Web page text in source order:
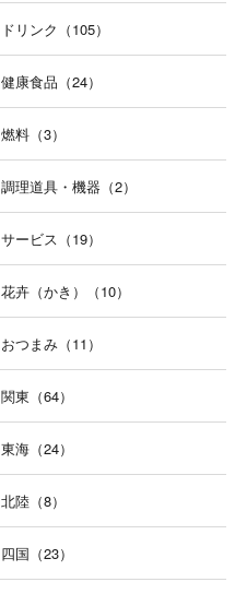
ドリンク（105）
健康食品（24）
燃料（3）
調理道具・機器（2）
サービス（19）
花卉（かき）（10）
おつまみ（11）
関東（64）
東海（24）
北陸（8）
四国（23）